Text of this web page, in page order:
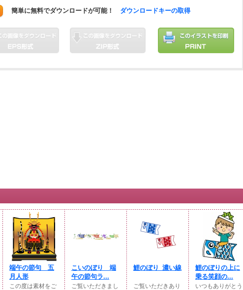
簡単に無料でダウンロードが可能！ ダウンロードキーの取得
端午の節句 五
月人形
この度は素材をご
こいのぼり 端
午の節句ラ...
ご覧いただきまし
鯉のぼり_濃い線
ご覧いただきあり
鯉のぼりの上に
乗る笑顔の...
いつもありがとう